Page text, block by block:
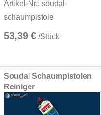
Artikel-Nr.: soudal-
schaumpistole
53,39 € /Stück
Soudal Schaumpistolen
Reiniger